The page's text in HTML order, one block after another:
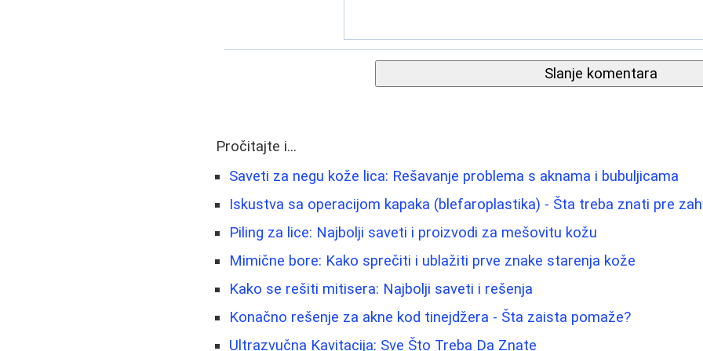
Slanje komentara
Pročitajte i...
Saveti za negu kože lica: Rešavanje problema s aknama i bubuljicama
Iskustva sa operacijom kapaka (blefaroplastika) - Šta treba znati pre
Piling za lice: Najbolji saveti i proizvodi za mešovitu kožu
Mimične bore: Kako sprečiti i ublažiti prve znake starenja kože
Kako se rešiti mitisera: Najbolji saveti i rešenja
Konačno rešenje za akne kod tinejdžera - Šta zaista pomaže?
Ultrazvučna Kavitacija: Sve Što Treba Da Znate